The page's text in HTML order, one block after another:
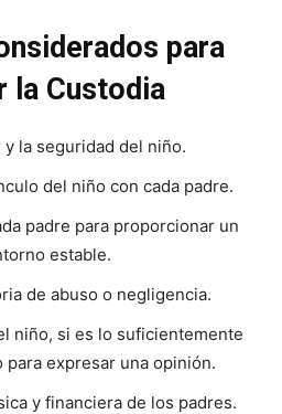
para
la Custodia
y la seguridad del niño.
del niño con cada padre.
padre para proporcionar un
estable.
de abuso o negligencia.
niño, si es lo suficientemente
para expresar una opinión.
y financiera de los padres.